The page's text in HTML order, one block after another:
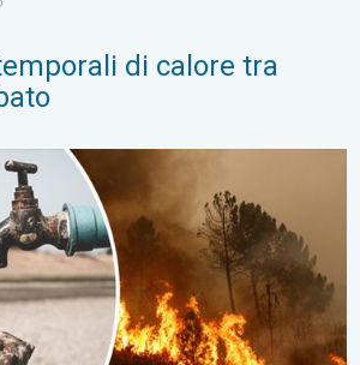
di calore tra
entra in crisi idrica. Clima e ambiente. .